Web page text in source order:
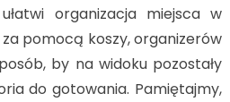
organizacja miejsca w
pomocą koszy, organizerów
by na widoku pozostały
do gotowania. Pamiętajmy,